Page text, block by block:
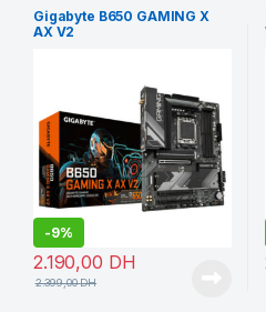
Gigabyte B650 GAMING X
AX V2
-9%
2.190,00 DH
2.399,00DH